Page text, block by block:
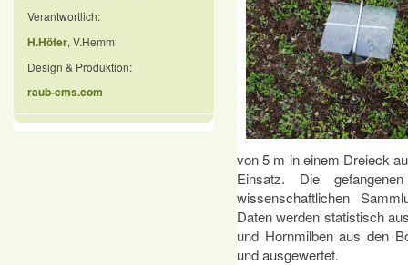
von 5 m in einem Dreieck
Einsatz. Die gefangenen
wissenschaftlichen
Daten werden statistisch
und Hornmilben aus den
und ausgewertet.
Verantwortlich:
H.Höfer, V.Hemm
Design & Produktion:
raub-cms.com